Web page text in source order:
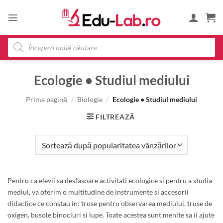
Products
search
Ecologie • Studiul mediului
Prima pagină / Biologie / Ecologie • Studiul mediului
FILTREAZĂ
Pentru ca elevii sa desfasoare activitati ecologice si pentru a studia
mediul, va oferim o multitudine de instrumente si accesorii
didactice ce constau in: truse pentru observarea mediului, truse de
oxigen, busole binocluri si lupe. Toate acestea sunt menite sa ii ajute